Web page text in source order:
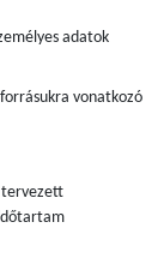
adatok
vonatkozó
tervezett